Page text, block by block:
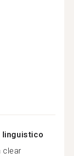
linguistico
clear